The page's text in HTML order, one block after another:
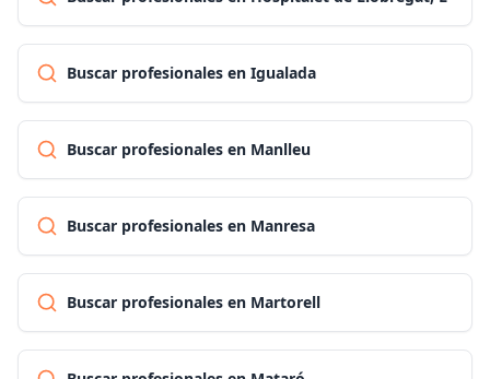
Buscar profesionales en Igualada
Buscar profesionales en Manlleu
Buscar profesionales en Manresa
Buscar profesionales en Martorell